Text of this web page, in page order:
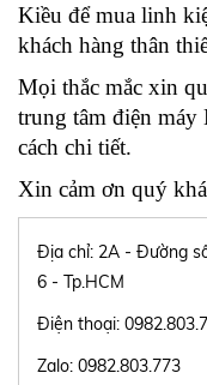
Kiều để mua linh
khách hàng thân
Mọi thắc mắc xin
trung tâm điện
cách chi tiết.
Xin cảm ơn quý
Địa chỉ: 2A - Đường
6 - Tp.HCM
Điện thoại:
Zalo: 0982.803.773